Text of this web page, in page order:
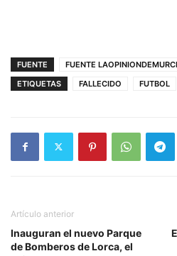
FUENTE
FUENTE
ETIQUETAS
FALLECIDO FUTBOL
Artículo anterior
Inauguran el nuevo Parque
de Bomberos de Lorca, el